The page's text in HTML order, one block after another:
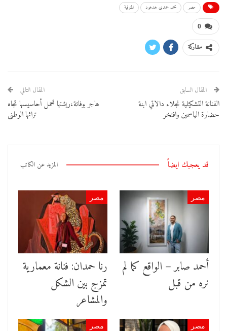
مصر محمد حمدى هدهود المنوفية
0
مشاركة
المقال السابق
الفنانة التشكيلية نجلاء دالاتي ابنة
حضارة الياسمين وافتخر
المقال التالي
هاجر بوفاتة،ريشتها تحمل أحاسيسها تجاه
تراثها الوطنى
قد يعجبك ايضاً المزيد عن الكاتب
مصر
أحمد صابر – الواقع كما لم
نره من قبل
مصر
رنا حمدان: فنانة معمارية
تمزج بين الشكل
والمشاعر
مصر مصر